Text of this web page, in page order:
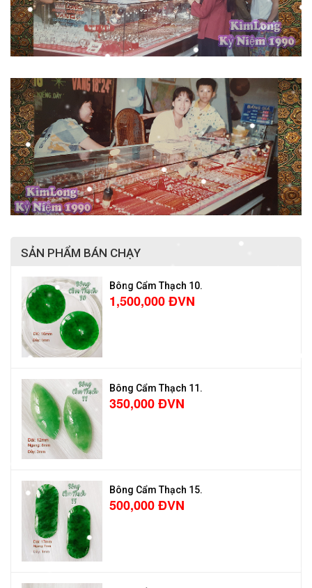
SẢN PHẨM BÁN CHẠY
Bông Cẩm Thạch 10.
1,500,000 ĐVN
Bông Cẩm Thạch 11.
350,000 ĐVN
Bông Cẩm Thạch 15.
500,000 ĐVN